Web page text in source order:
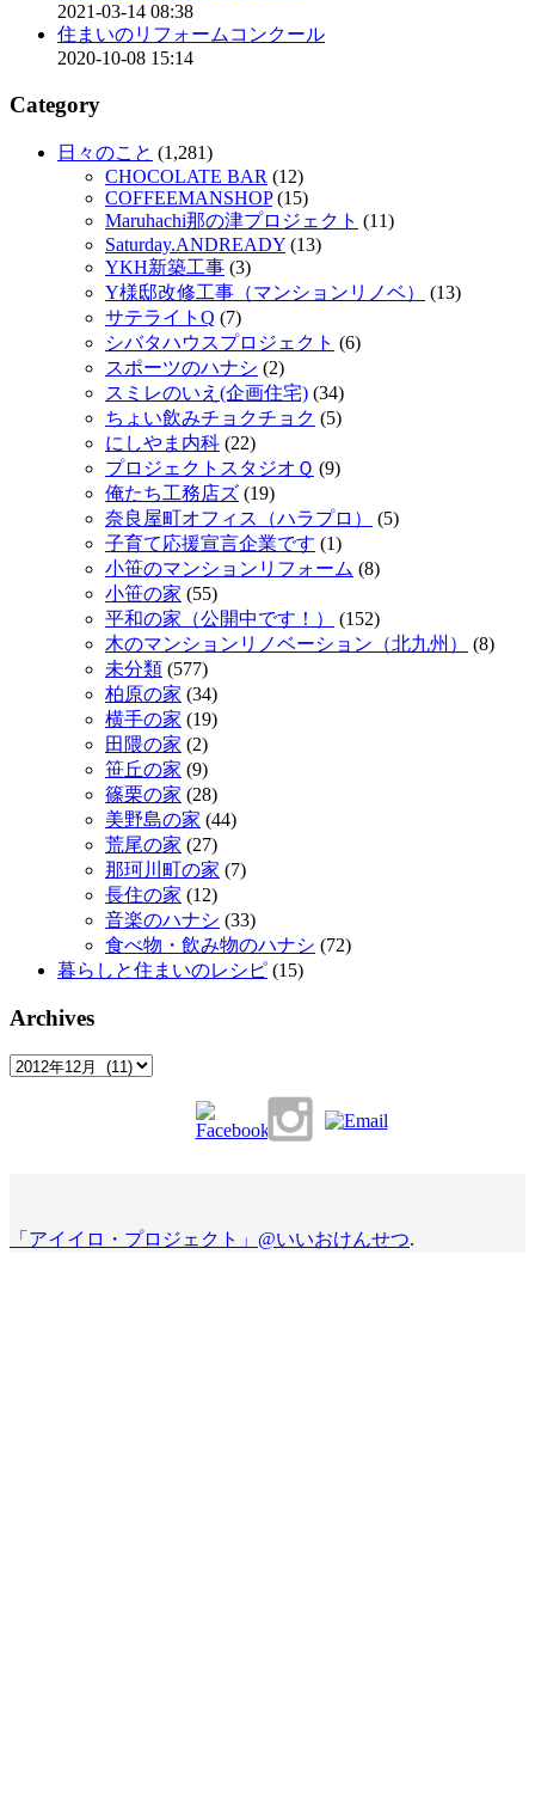
2021-03-14 08:38
住まいのリフォームコンクール
2020-10-08 15:14
Category
日々のこと (1,281)
CHOCOLATE BAR (12)
COFFEEMANSHOP(15)
Maruhachi那の津プロジェクト (11)
Saturday.ANDREADY (13)
YKH新築工事 (3)
Y様邸改修工事（マンションリノベ）
(13)
サテライトQ (7)
シバタハウスプロジェクト (6)
スポーツのハナシ (2)
スミレのいえ(企画住宅) (34)
ちょい飲みチョクチョク (5)
にしやま内科 (22)
プロジェクトスタジオＱ (9)
俺たち工務店ズ (19)
奈良屋町オフィス（ハラプロ）
(5)
子育て応援宣言企業です (1)
小笹のマンションリフォーム (8)
小笹の家 (55)
平和の家（公開中です！）
(152)
木のマンションリノベーション（北九州）
(8)
未分類 (577)
柏原の家 (34)
横手の家 (19)
田隈の家 (2)
笹丘の家 (9)
篠栗の家 (28)
美野島の家 (44)
荒尾の家 (27)
那珂川町の家 (7)
長住の家 (12)
音楽のハナシ (33)
食べ物・飲み物のハナシ (72)
暮らしと住まいのレシピ (15)
Archives
Archives
「アイイロ・プロジェクト」@いいおけんせつ.